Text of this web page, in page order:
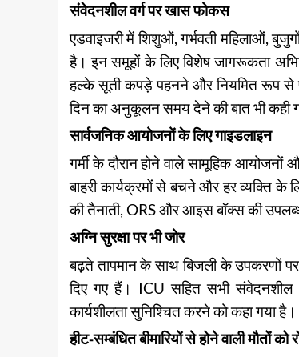
संवेदनशील वर्ग पर खास फोकस
एडवाइजरी में शिशुओं, गर्भवती महिलाओं,
है। इन समूहों के लिए विशेष जागरूकता
हल्के सूती कपड़े पहनने और नियमित रूप से
दिन का अनुकूलन समय देने की बात भी कही
सार्वजनिक आयोजनों के लिए गाइडलाइन
गर्मी के दौरान होने वाले सामूहिक आयोजनों
बाहरी कार्यक्रमों से बचने और हर व्यक्ति के
की तैनाती, ORS और आइस बॉक्स की
अग्नि सुरक्षा पर भी जोर
बढ़ते तापमान के साथ बिजली के उपकरणों
दिए गए हैं। ICU सहित सभी संवेदनशील
कार्यशीलता सुनिश्चित करने को कहा गया है।
हीट-सम्बंधित बीमारियों से होने वाली मौतों